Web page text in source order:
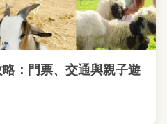
：門票、交通與親子遊